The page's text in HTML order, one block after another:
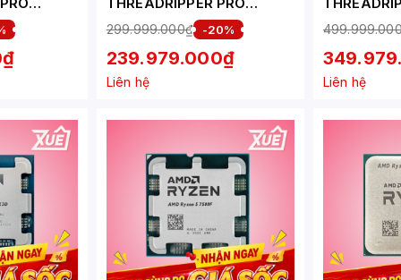
UP TO
64
9985WX (AMD STR5 | 64
CORE | 128 THREAD | BASE
3.2GHZ | TURBO 5.4GHZ |
CACHE 320MB)
299.999.000₫ -20%
239.979.000₫
Liên hệ
9995WX
CORE |
2.5GHZ |
CACHE
Liên hệ